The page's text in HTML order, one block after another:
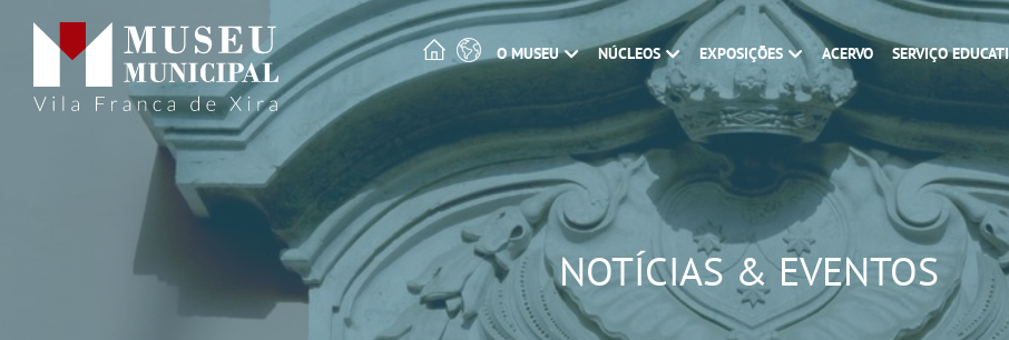
O MUSEU NÚCLEOS EXPOSIÇÕES ACERVO SERVIÇO
NOTÍCIAS & EVENTOS